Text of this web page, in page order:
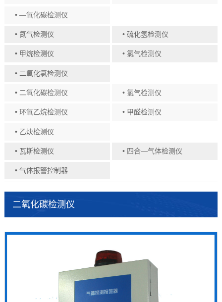
• —氧化碳检测仪
• 氮气检测仪 • 硫化氢检测仪
• 甲烷检测仪 • 氯气检测仪
• 二氧化氯检测仪
• 二氧化碳检测仪 • 氢气检测仪
• 环氧乙烷检测仪 • 甲醛检测仪
• 乙炔检测仪
• 瓦斯检测仪 • 四合—气体检测仪
• 气体报警控制器
二氧化碳检测仪